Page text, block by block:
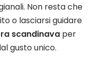
Non resta che
o lasciarsi guidare
scandinava per
gusto unico.